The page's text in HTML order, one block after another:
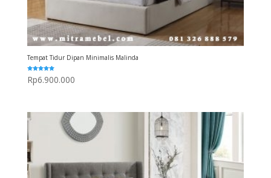
Tempat Tidur Dipan Minimalis Malinda
Dinilai
5.00
dari 5
Rp6.900.000